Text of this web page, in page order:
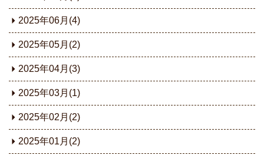
2025年06月(4)
2025年05月(2)
2025年04月(3)
2025年03月(1)
2025年02月(2)
2025年01月(2)